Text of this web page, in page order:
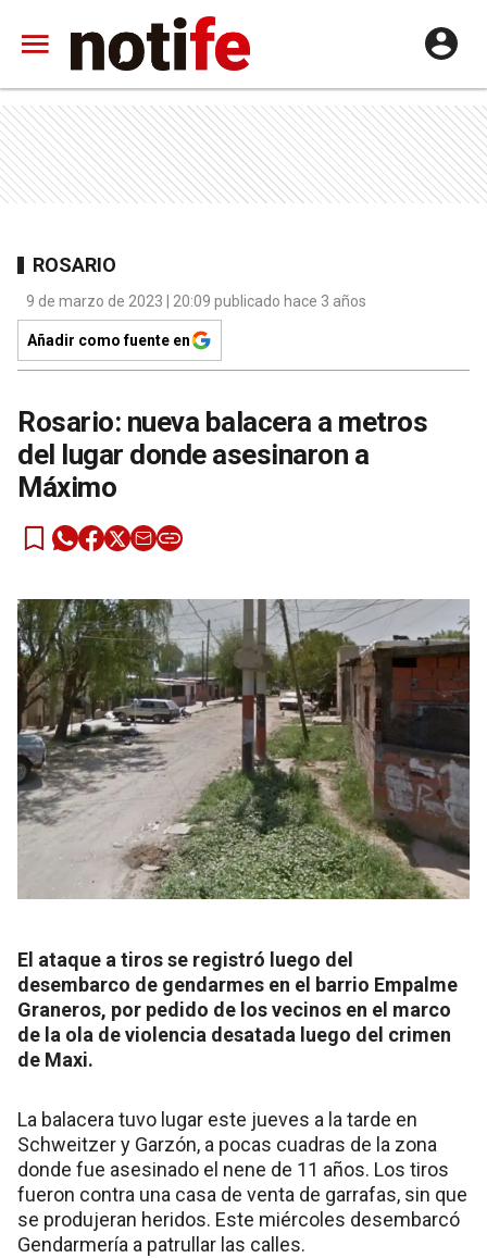
ROSARIO
9 de marzo de 2023 | 20:09 publicado hace 3 años
Añadir como fuente en
Rosario: nueva balacera a metros
del lugar donde asesinaron a
Máximo
El ataque a tiros se registró luego del
desembarco de gendarmes en el barrio Empalme
Graneros, por pedido de los vecinos en el marco
de la ola de violencia desatada luego del crimen
de Maxi.
La balacera tuvo lugar este jueves a la tarde en
Schweitzer y Garzón, a pocas cuadras de la zona
donde fue asesinado el nene de 11 años. Los tiros
fueron contra una casa de venta de garrafas, sin que
se produjeran heridos. Este miércoles desembarcó
Gendarmería a patrullar las calles.